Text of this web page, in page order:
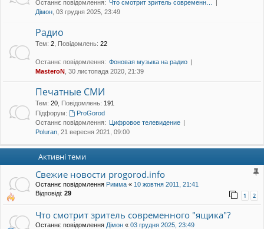
уп
Останнє повідомлення: Что смотрит зритель современн…
Дімон , 03 грудня 2025, 23:49
Радио
Тем: 2 Повідомлень: 22
Останнє повідомлення: Фоновая музыка на радио
MasteroN , 30 листопада 2020, 21:39
Печатные СМИ
Тем: 20 Повідомлень: 191
Підфорум:
ProGorod
Останнє повідомлення: Цифровое телевидение
Poluran , 21 вересня 2021, 09:00
Активні теми
Свежие новости progorod.info
Останнє повідомлення Римма « 10 жовтня 2011, 21:41
Відповіді: 29 1 2
Что смотрит зритель современного "ящика"?
Останнє повідомлення Дімон « 03 грудня 2025, 23:49